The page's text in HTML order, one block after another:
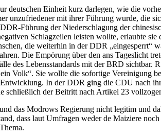
deutschen Einheit kurz darlegen, wie die
mit ihrer Führung wurde, die
Führung der Niederschlagung der
Schlagzeilen leisten wollte, erlaubte
die weiterhin in der DDR
Die Empörung über den ans Tageslicht
des Lebensstandards mit der BRD
Volk“. Sie wollte die sofortige Vereinigung
In der DDR ging die CDU nach
schließlich der Beitritt nach Artikel 23
das Modrows Regierung nicht legitim und
dass laut Umfragen weder de Maiziere